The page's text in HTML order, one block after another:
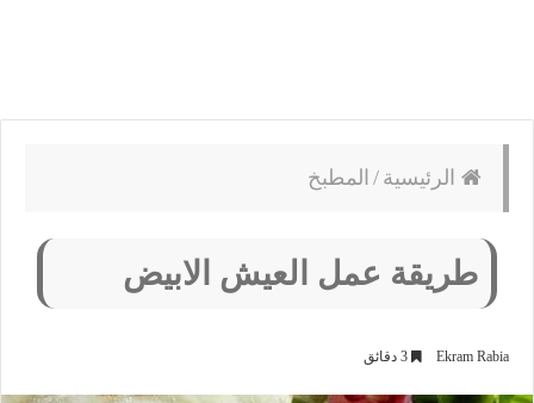
الرئيسية / المطبخ
طريقة عمل العيش الابيض
Ekram Rabia